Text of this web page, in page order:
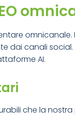
dai canali
AI.
che la nostra